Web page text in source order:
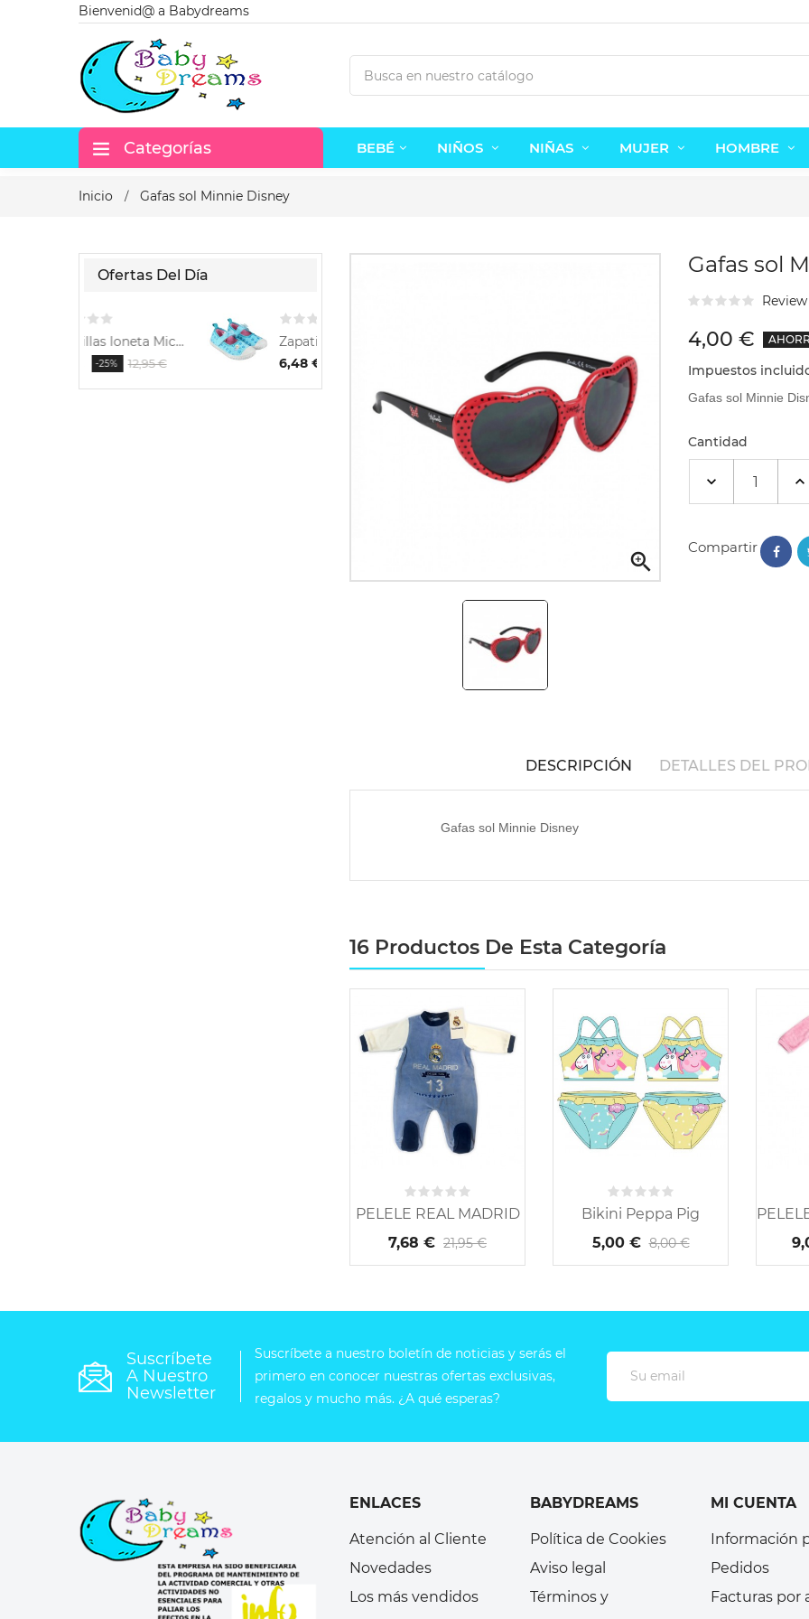
Bienvenid@ a Babydreams
Categorías BEBÉ NIÑOS NIÑAS MUJER HOMBRE
Inicio Gafas sol Minnie Disney
Ofertas Del Día
Zapatillas lona Frozen Disney
-50% 12,95 € 24,95 €
Vestido-peto vaquero.
23,00 €

Gafas sol
Review
4,00 €
Impuestos
Gafas sol Minnie
Cantidad
Compartir
DESCRIPCIÓN DETALLES DEL
Gafas sol Minnie Disney
16 Productos De Esta Categoría
PELELE REAL MADRID
7,68 € 21,95 €
Bikini Peppa Pig
5,00 € 8,00 €
Suscríbete
A Nuestro
Newsletter
Suscríbete a nuestro boletín de noticias y serás el
primero en conocer nuestras ofertas exclusivas,
regalos y mucho más. ¿A qué esperas?
ENLACES
Atención al Cliente
Novedades
Los más vendidos
BABYDREAMS
Política de Cookies
Aviso legal
Términos y
MI CUENTA
Información
Pedidos
Facturas por